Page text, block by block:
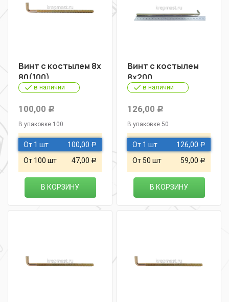
Винт с костылем 8х
80(100)
в наличии
100,00 Р
В упаковке 100
От 1 шт 100,00 Р
От 100 шт 47,00 Р
В КОРЗИНУ
Винт с костылем
8х200
в наличии
126,00 Р
В упаковке 50
От 1 шт 126,00 Р
От 50 шт 59,00 Р
В КОРЗИНУ